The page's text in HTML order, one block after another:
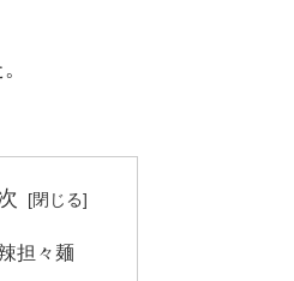
担々麺